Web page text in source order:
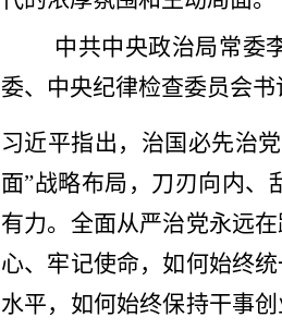
中共中央政治局常委
委、中央纪律检查委员会书
习近平指出，治国必先治
面”战略布局，刀刃向内、
有力。全面从严治党永远
心、牢记使命，如何始终
水平，如何始终保持干事